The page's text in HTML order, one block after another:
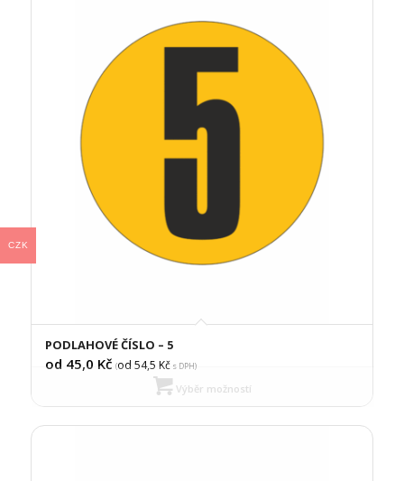
PODLAHOVÉ ČÍSLO – 5
od 45,0 Kč (od 54,5 Kčs DPH)
Výběr možností
CZK